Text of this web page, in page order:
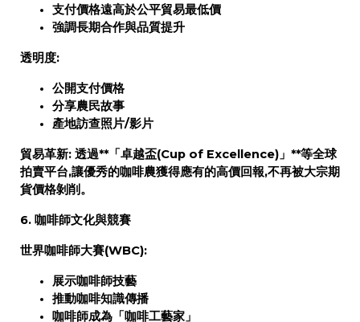
支付價格遠高於公平貿易最低價
強調長期合作與品質提升
透明度:
公開支付價格
分享農民故事
產地訪查照片/影片
貿易革新: 透過**「卓越盃(Cup of Excellence)」**等全球
拍賣平台,讓優秀的咖啡農獲得應有的高價回報,不再被大宗期
貨價格剝削 。
6. 咖啡師文化與競賽
世界咖啡師大賽(WBC):
展示咖啡師技藝
推動咖啡知識傳播
咖啡師成為「咖啡工藝家」